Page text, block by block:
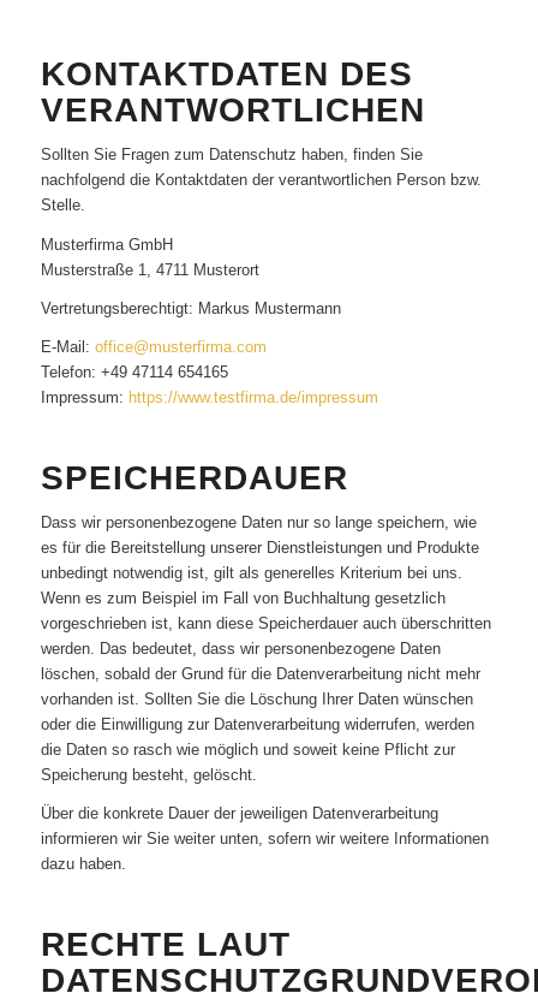
KONTAKTDATEN DES
VERANTWORTLICHEN
Sollten Sie Fragen zum Datenschutz haben, finden Sie
nachfolgend die Kontaktdaten der verantwortlichen Person bzw.
Stelle.
Musterfirma GmbH
Musterstraße 1, 4711 Musterort
Vertretungsberechtigt: Markus Mustermann
E-Mail: office@musterfirma.com
Telefon: +49 47114 654165
Impressum: https://www.testfirma.de/impressum
SPEICHERDAUER
Dass wir personenbezogene Daten nur so lange speichern, wie
es für die Bereitstellung unserer Dienstleistungen und Produkte
unbedingt notwendig ist, gilt als generelles Kriterium bei uns.
Wenn es zum Beispiel im Fall von Buchhaltung gesetzlich
vorgeschrieben ist, kann diese Speicherdauer auch überschritten
werden. Das bedeutet, dass wir personenbezogene Daten
löschen, sobald der Grund für die Datenverarbeitung nicht mehr
vorhanden ist. Sollten Sie die Löschung Ihrer Daten wünschen
oder die Einwilligung zur Datenverarbeitung widerrufen, werden
die Daten so rasch wie möglich und soweit keine Pflicht zur
Speicherung besteht, gelöscht.
Über die konkrete Dauer der jeweiligen Datenverarbeitung
informieren wir Sie weiter unten, sofern wir weitere Informationen
dazu haben.
RECHTE LAUT